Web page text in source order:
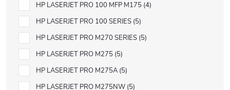
HP LASERJET PRO 100 MFP M175 4
HP LASERJET PRO 100 SERIES 5
HP LASERJET PRO M270 SERIES 5
HP LASERJET PRO M275 5
HP LASERJET PRO M275A 5
HP LASERJET PRO M275NW 5